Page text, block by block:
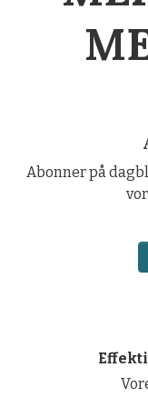
Abonner på